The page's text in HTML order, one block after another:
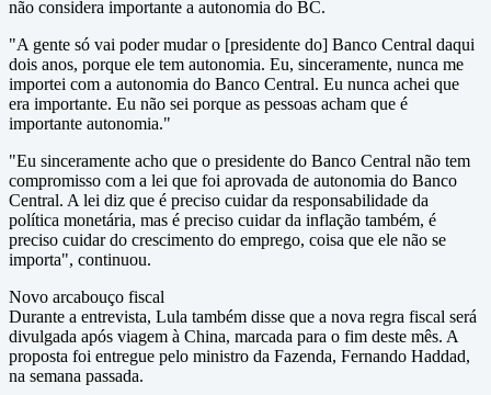
não considera importante a autonomia do BC.
"A gente só vai poder mudar o [presidente do] Banco Central daqui
dois anos, porque ele tem autonomia. Eu, sinceramente, nunca me
importei com a autonomia do Banco Central. Eu nunca achei que
era importante. Eu não sei porque as pessoas acham que é
importante autonomia."
"Eu sinceramente acho que o presidente do Banco Central não tem
compromisso com a lei que foi aprovada de autonomia do Banco
Central. A lei diz que é preciso cuidar da responsabilidade da
política monetária, mas é preciso cuidar da inflação também, é
preciso cuidar do crescimento do emprego, coisa que ele não se
importa", continuou.
Novo arcabouço fiscal
Durante a entrevista, Lula também disse que a nova regra fiscal será
divulgada após viagem à China, marcada para o fim deste mês. A
proposta foi entregue pelo ministro da Fazenda, Fernando Haddad,
na semana passada.